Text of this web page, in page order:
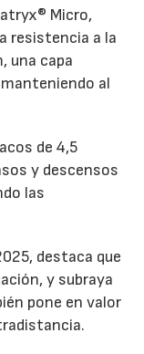
Micro,
resistencia a la
una capa
al
de 4,5
y descensos
las
destaca que
y subraya
pone en valor